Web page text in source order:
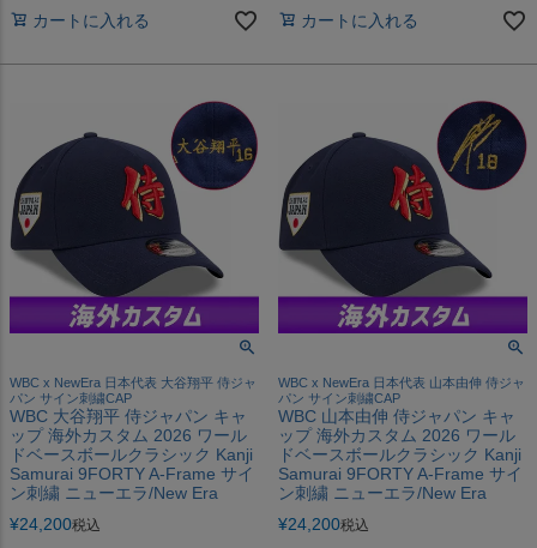
カートに入れる カートに入れる
WBC x NewEra 日本代表 大谷翔平 侍ジャ
パン サイン刺繍CAP
WBC 大谷翔平 侍ジャパン キャ
ップ 海外カスタム 2026 ワール
ドベースボールクラシック Kanji
Samurai 9FORTY A-Frame サイ
ン刺繍 ニューエラ/New Era
¥24,200税込
WBC x NewEra 日本代表 山本由伸 侍ジャ
パン サイン刺繍CAP
WBC 山本由伸 侍ジャパン キャ
ップ 海外カスタム 2026 ワール
ドベースボールクラシック Kanji
Samurai 9FORTY A-Frame サイ
ン刺繍 ニューエラ/New Era
¥24,200税込